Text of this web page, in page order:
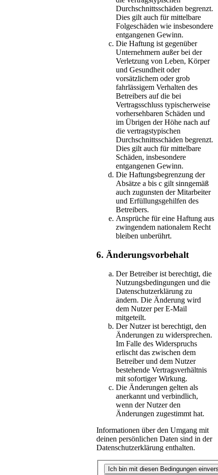
Durchschnittsschäden begrenzt.
Dies gilt auch für mittelbare
Folgeschäden wie insbesondere
entgangenen Gewinn.
Die Haftung ist gegenüber
Unternehmern außer bei der
Verletzung von Leben, Körper
und Gesundheit oder
vorsätzlichem oder grob
fahrlässigem Verhalten des
Betreibers auf die bei
Vertragsschluss typischerweise
vorhersehbaren Schäden und
im Übrigen der Höhe nach auf
die vertragstypischen
Durchschnittsschäden begrenzt.
Dies gilt auch für mittelbare
Schäden, insbesondere
entgangenen Gewinn.
Die Haftungsbegrenzung der
Absätze a bis c gilt sinngemäß
auch zugunsten der Mitarbeiter
und Erfüllungsgehilfen des
Betreibers.
Ansprüche für eine Haftung aus
zwingendem nationalem Recht
bleiben unberührt.
6. Änderungsvorbehalt
Der Betreiber ist berechtigt, die
Nutzungsbedingungen und die
Datenschutzerklärung zu
ändern. Die Änderung wird
dem Nutzer per E-Mail
mitgeteilt.
Der Nutzer ist berechtigt, den
Änderungen zu widersprechen.
Im Falle des Widerspruchs
erlischt das zwischen dem
Betreiber und dem Nutzer
bestehende Vertragsverhältnis
mit sofortiger Wirkung.
Die Änderungen gelten als
anerkannt und verbindlich,
wenn der Nutzer den
Änderungen zugestimmt hat.
Informationen über den Umgang mit
deinen persönlichen Daten sind in der
Datenschutzerklärung enthalten.